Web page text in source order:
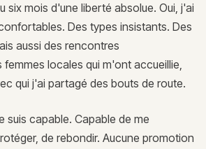
six mois d'une liberté absolue. Oui, j'ai
Des types insistants. Des
aussi des rencontres
femmes locales qui m'ont accueillie,
qui j'ai partagé des bouts de route.
suis capable. Capable de me
de rebondir. Aucune promotion